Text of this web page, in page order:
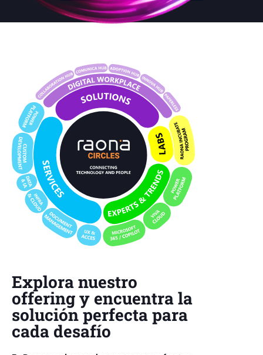
Explora nuestro
offering y encuentra la
solución perfecta para
cada desafío